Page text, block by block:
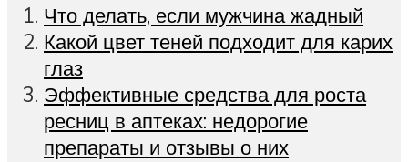
Что делать, если мужчина жадный
Какой цвет теней подходит для карих
глаз
Эффективные средства для роста
ресниц в аптеках: недорогие
препараты и отзывы о них